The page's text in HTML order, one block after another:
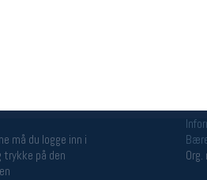
11-16
må du logge inn i
på den